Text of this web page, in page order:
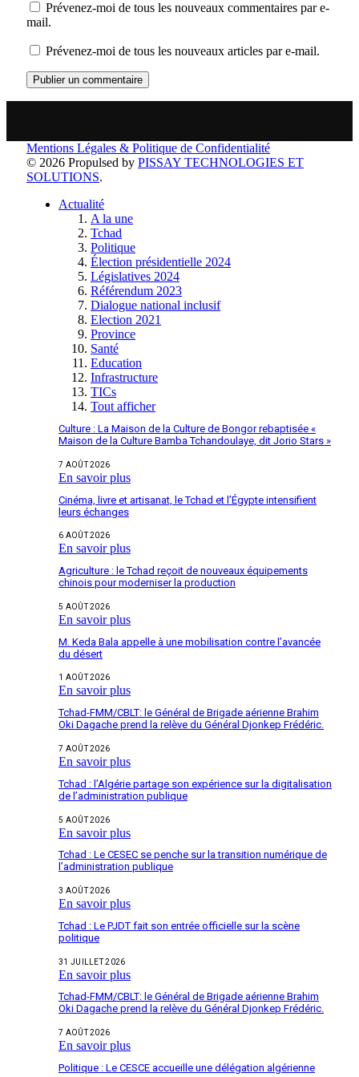
Prévenez-moi de tous les nouveaux commentaires par e-
mail.
Prévenez-moi de tous les nouveaux articles par e-mail.
Mentions Légales & Politique de Confidentialité
© 2026 Propulsed by PISSAY TECHNOLOGIES ET
SOLUTIONS.
Actualité
A la une
Tchad
Politique
Élection présidentielle 2024
Législatives 2024
Référendum 2023
Dialogue national inclusif
Election 2021
Province
Santé
Education
Infrastructure
TICs
Tout afficher
Culture : La Maison de la Culture de Bongor rebaptisée «
Maison de la Culture Bamba Tchandoulaye, dit Jorio Stars »
7 AOÛT 2026
En savoir plus
Cinéma, livre et artisanat, le Tchad et l’Égypte intensifient
leurs échanges
6 AOÛT 2026
En savoir plus
Agriculture : le Tchad reçoit de nouveaux équipements
chinois pour moderniser la production
5 AOÛT 2026
En savoir plus
M. Keda Bala appelle à une mobilisation contre l’avancée
du désert
1 AOÛT 2026
En savoir plus
Tchad-FMM/CBLT: le Général de Brigade aérienne Brahim
Oki Dagache prend la relève du Général Djonkep Frédéric.
7 AOÛT 2026
En savoir plus
Tchad : l’Algérie partage son expérience sur la digitalisation
de l’administration publique
5 AOÛT 2026
En savoir plus
Tchad : Le CESEC se penche sur la transition numérique de
l’administration publique
3 AOÛT 2026
En savoir plus
Tchad : Le PJDT fait son entrée officielle sur la scène
politique
31 JUILLET 2026
En savoir plus
Tchad-FMM/CBLT: le Général de Brigade aérienne Brahim
Oki Dagache prend la relève du Général Djonkep Frédéric.
7 AOÛT 2026
En savoir plus
Politique : Le CESCE accueille une délégation algérienne